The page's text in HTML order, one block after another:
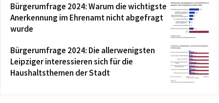
Bürgerumfrage 2024: Warum die wichtigste
Anerkennung im Ehrenamt nicht abgefragt
wurde
Bürgerumfrage 2024: Die allerwenigsten
Leipziger interessieren sich für die
Haushaltsthemen der Stadt